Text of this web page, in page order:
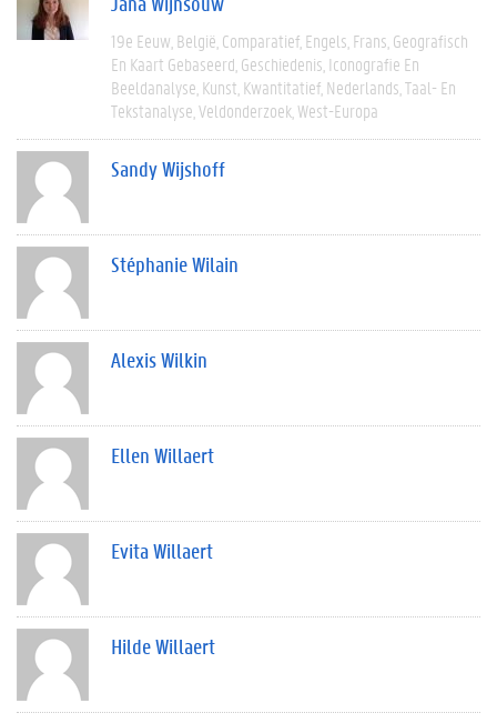
19e Eeuw België Comparatief Engels Frans Geografisch
En Kaart Gebaseerd Geschiedenis Iconografie En
Beeldanalyse Kunst Kwantitatief Nederlands Taal- En
Tekstanalyse Veldonderzoek West-Europa
Sandy Wijshoff
Stéphanie Wilain
Alexis Wilkin
Ellen Willaert
Evita Willaert
Hilde Willaert